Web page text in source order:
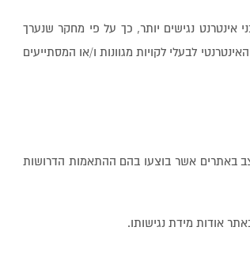
אינטרנט נגישים יותר, כך על פי מחקר שנערך
האינטרנטי לבעלי לקויות מגוונות ו/או המסתייעים
באתרים אשר בוצעו בהם ההתאמות הדרושות
אודות מידת נגישותו.